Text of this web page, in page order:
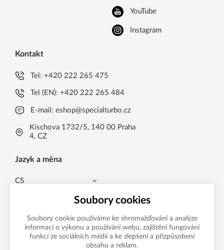
YouTube
Instagram
Kontakt
Tel:+420 222 265 475
Tel (EN):+420 222 265 484
E-mail:eshop@specialturbo.cz
Kischova 1732/5, 140 00 Praha
4, CZ
Jazyk a měna
CS
EN
Česká koruna CZK (Kč)
Česká koruna CZK (Kč)
EUR (EUR)
Možnosti platby
Soubory cookies
Soubory cookie používáme ke shromažďování a analýze
informací o výkonu a používání webu, zajištění fungování
funkcí ze sociálních médií a ke zlepšení a přizpůsobení
obsahu a reklam.